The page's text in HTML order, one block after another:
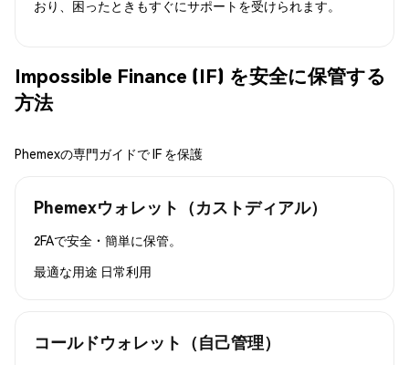
おり、困ったときもすぐにサポートを受けられます。
Impossible Finance (IF) を安全に保管する
方法
Phemexの専門ガイドで IF を保護
Phemexウォレット（カストディアル）
2FAで安全・簡単に保管。
最適な用途 日常利用
コールドウォレット（自己管理）